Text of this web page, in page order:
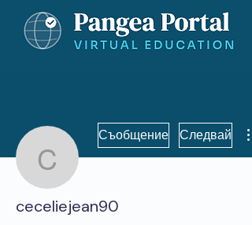
ceceliejean90
Съобщение Следвай
ceceliejean90